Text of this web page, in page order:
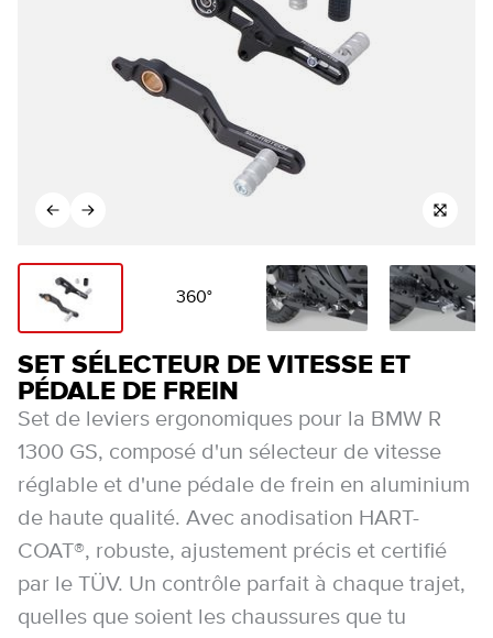
360°
SET SÉLECTEUR DE VITESSE ET
PÉDALE DE FREIN
Set de leviers ergonomiques pour la BMW R
1300 GS, composé d'un sélecteur de vitesse
réglable et d'une pédale de frein en aluminium
de haute qualité. Avec anodisation HART-
COAT®, robuste, ajustement précis et certifié
par le TÜV. Un contrôle parfait à chaque trajet,
quelles que soient les chaussures que tu